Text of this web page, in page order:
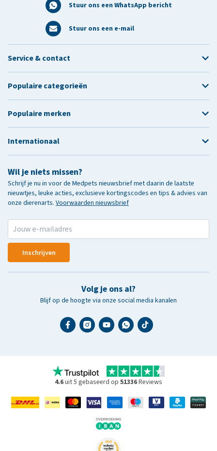
Stuur ons een WhatsApp bericht
Stuur ons een e-mail
Wil je niets missen?
Schrijf je nu in voor de Medpets nieuwsbrief met daarin de laatste
nieuwtjes, leuke acties, exclusieve kortingscodes en tips & advies van
onze dierenarts. Voorwaarden nieuwsbrief
Inschrijven
Volg je ons al?
Blijf op de hoogte via onze social media kanalen
Service & contact
Populaire categorieën
Populaire merken
Internationaal
4.6uit 5 gebaseerd op 51336Reviews